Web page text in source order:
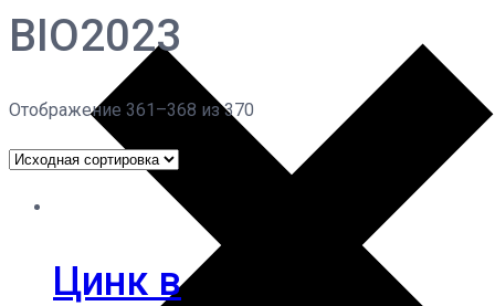
BIO2023
Отображение 361–368 из 370
Цинк в